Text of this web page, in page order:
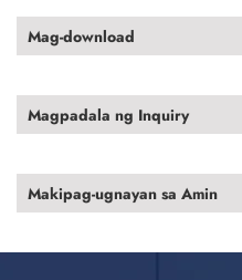
Mag-download
Magpadala ng Inquiry
Makipag-ugnayan sa Amin